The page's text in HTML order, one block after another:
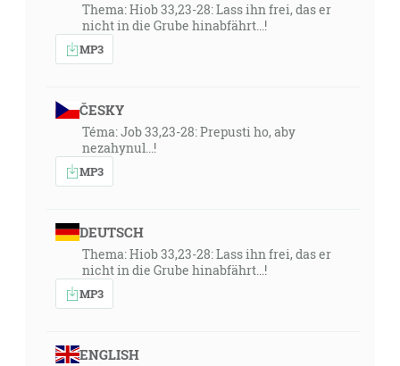
Thema: Hiob 33,23-28: Lass ihn frei, das er
nicht in die Grube hinabfährt...!
MP3
ČESKY
Téma: Job 33,23-28: Prepusti ho, aby
nezahynul...!
MP3
DEUTSCH
Thema: Hiob 33,23-28: Lass ihn frei, das er
nicht in die Grube hinabfährt...!
MP3
ENGLISH